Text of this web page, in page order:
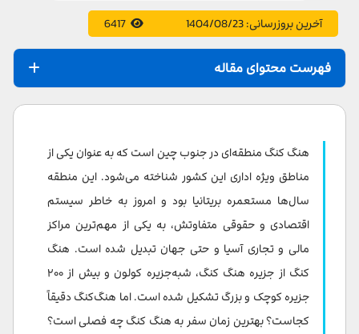
آخرین بروزرسانی:1404/08/23
فهرست محتوای مقاله
هنگ کنگ کجاست؟
شرایط دریافت ویزای هنگ کنگ
آب و هوای هنگ کنگ
بهترین هتل های هنگ کنگ چین
بهترین رستوران های هنگ کنگ کجاست
رفت و آمد در هنگ کنگ
هنگ کنگ منطقه‌ای در جنوب چین است که به عنوان یکی از
مناطق ویژه اداری این کشور شناخته می‌شود. این منطقه
سال‌ها مستعمره بریتانیا بود و امروز به خاطر سیستم
اقتصادی و حقوقی متفاوتش، به یکی از مهم‌ترین مراکز
مالی و تجاری آسیا و حتی جهان تبدیل شده است. هنگ
کنگ از جزیره هنگ کنگ، شبه‌جزیره کولون و بیش از ۲۰۰
جزیره کوچک و بزرگ تشکیل شده است. اما هنگ‌کنگ دقیقاً
کجاست؟ بهترین زمان سفر به هنگ کنگ چه فصلی است؟